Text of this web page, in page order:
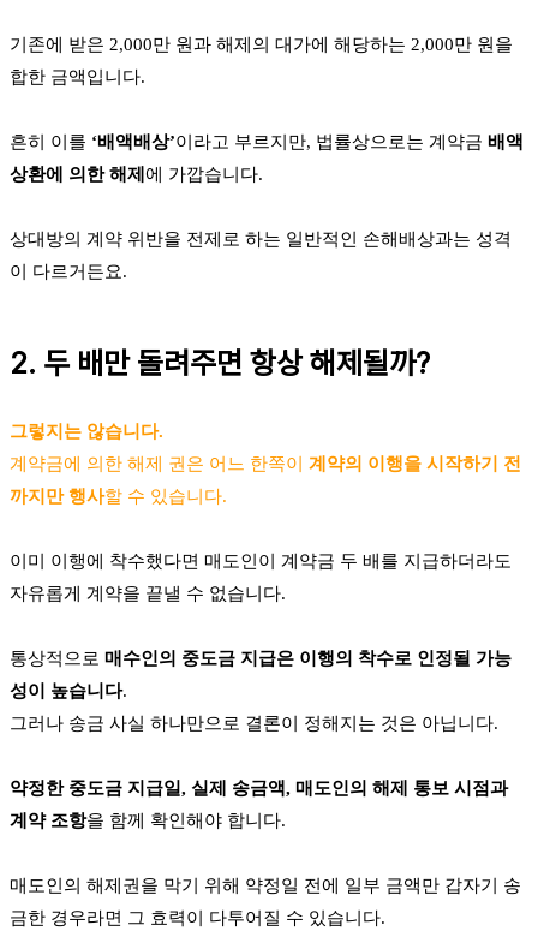
기존에 받은 2,000만 원과 해제의 대가에 해당하는 2,000만 원을
합한 금액입니다.
흔히 이를 ‘배액배상’이라고 부르지만, 법률상으로는 계약금 배액
상환에 의한 해제 에 가깝습니다.
상대방의 계약 위반을 전제로 하는 일반적인 손해배상과는 성격
이 다르거든요.
2. 두 배만 돌려주면 항상 해제될까?
그렇지는 않습니다.
계약금에 의한 해제 권은 어느 한쪽이 계약의 이행을 시작하기 전
까지만 행사할 수 있습니다.
이미 이행에 착수했다면 매도인이 계약금 두 배를 지급하더라도
자유롭게 계약을 끝낼 수 없습니다.
통상적으로 매수인의 중도금 지급은 이행의 착수로 인정될 가능
성이 높습니다.
그러나 송금 사실 하나만으로 결론이 정해지는 것은 아닙니다.
약정한 중도금 지급일, 실제 송금액, 매도인의 해제 통보 시점과
계약 조항을 함께 확인해야 합니다.
매도인의 해제권을 막기 위해 약정일 전에 일부 금액만 갑자기 송
금한 경우라면 그 효력이 다투어질 수 있습니다.